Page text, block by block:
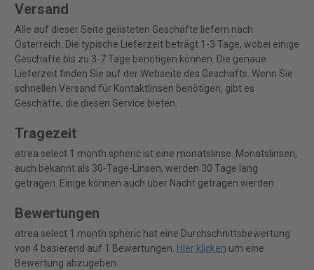
Versand
Alle auf dieser Seite gelisteten Geschäfte liefern nach
Österreich. Die typische Lieferzeit beträgt 1-3 Tage, wobei einige
Geschäfte bis zu 3-7 Tage benötigen können. Die genaue
Lieferzeit finden Sie auf der Webseite des Geschäfts. Wenn Sie
schnellen Versand für Kontaktlinsen benötigen, gibt es
Geschäfte, die diesen Service bieten.
Tragezeit
atrea select 1 month spheric ist eine monatslinse. Monatslinsen,
auch bekannt als 30-Tage-Linsen, werden 30 Tage lang
getragen. Einige können auch über Nacht getragen werden.
Bewertungen
atrea select 1 month spheric hat eine Durchschnittsbewertung
von 4 basierend auf 1 Bewertungen. Hier klicken um eine
Bewertung abzugeben.